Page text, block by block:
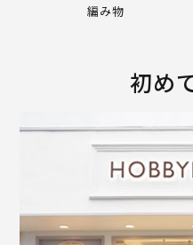
編み物
初め